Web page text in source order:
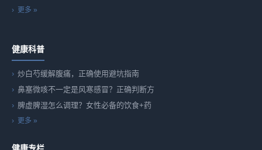
更多 »
健康科普
炒白芍缓解腹痛，正确使用避坑指南
鼻塞微咳不一定是风寒感冒？正确判断方
脾虚脾湿怎么调理？女性必备的饮食+药
更多 »